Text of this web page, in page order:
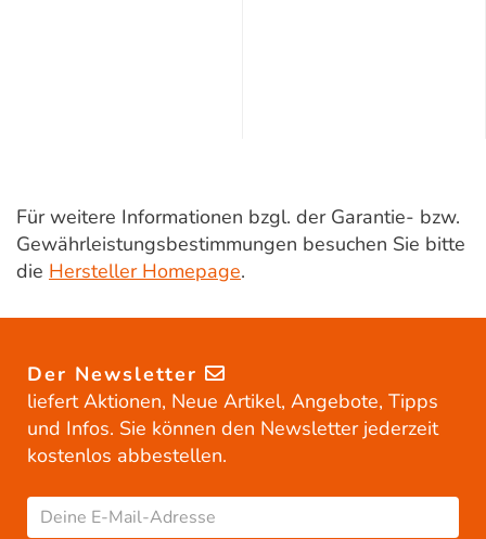
Für weitere Informationen bzgl. der Garantie- bzw.
Gewährleistungsbestimmungen besuchen Sie bitte
die Hersteller Homepage.
Der Newsletter
liefert Aktionen, Neue Artikel, Angebote, Tipps
und Infos. Sie können den Newsletter jederzeit
kostenlos abbestellen.